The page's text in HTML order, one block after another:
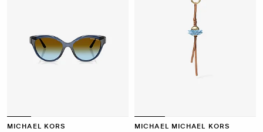
MICHAEL KORS MICHAEL MICHAEL KORS